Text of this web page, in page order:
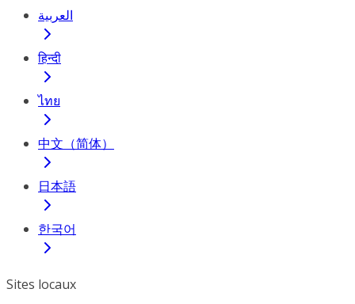
العربية
हिन्दी
ไทย
中文（简体）
日本語
한국어
Sites locaux